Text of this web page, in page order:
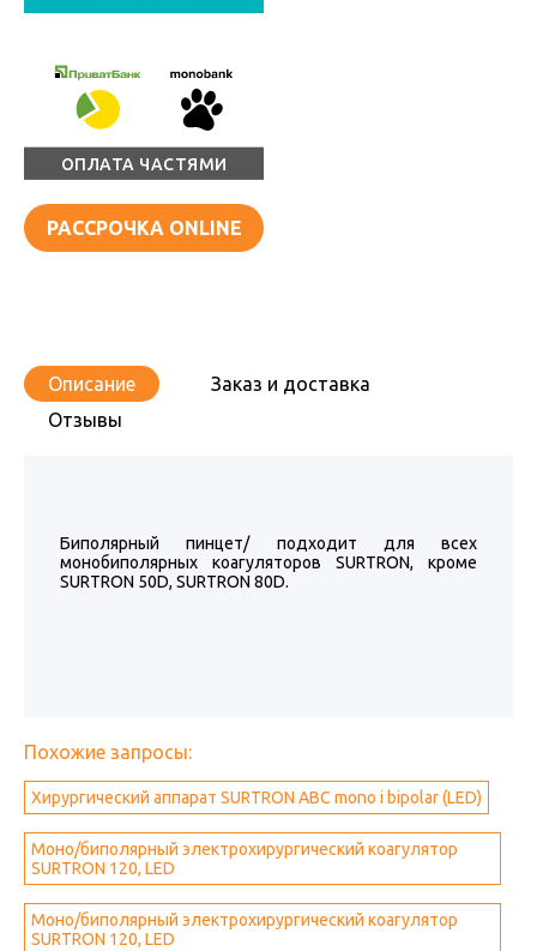
ОПЛАТА ЧАСТЯМИ
РАССРОЧКА ONLINE
Описание
Заказ и доставка
Отзывы
Биполярный пинцет/ подходит для всех
монобиполярных коагуляторов SURTRON, кроме
SURTRON 50D, SURTRON 80D.
Похожие запросы:
Хирургический аппарат SURTRON ABC mono i bipolar (LED)
Моно/биполярный электрохирургический коагулятор
SURTRON 120, LED
Моно/биполярный электрохирургический коагулятор
SURTRON 120, LED